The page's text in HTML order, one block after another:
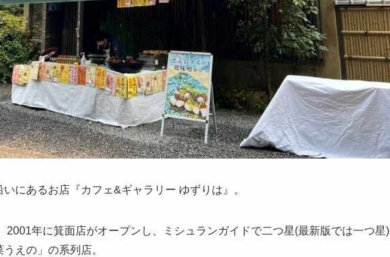
にあるお店『カフェ&ギャラリー ゆずりは』。
2001年に箕面店がオープンし、ミシュランガイドで二つ星(最新版では一つ星)
えの」の系列店。